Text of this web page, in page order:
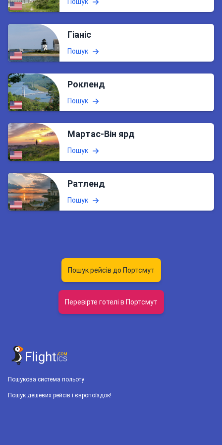
Гіаніс
Пошук
Рокленд
Пошук
Мартас-Він ярд
Пошук
Ратленд
Пошук
Пошук рейсів до Портсмут
Перевірте готелі в Портсмут
Пошукова система польоту
Пошук дешевих рейсів і європоїздок!